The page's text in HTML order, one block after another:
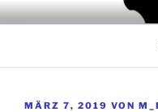
Zum
InhaltPINASS
1. Gevelsberger
VERÖFFENTLICHT
MÄRZ 7, 2019 VON